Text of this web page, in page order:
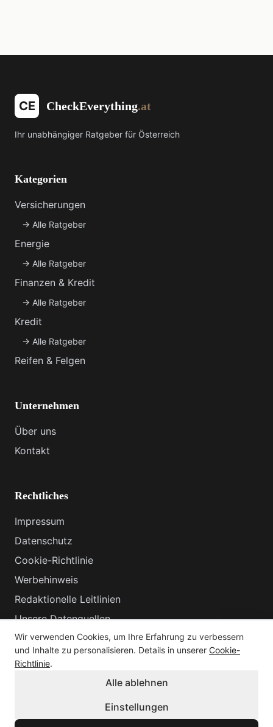
CE CheckEverything.at
Ihr unabhängiger Ratgeber für Österreich
Kategorien
Versicherungen
→ Alle Ratgeber
Energie
→ Alle Ratgeber
Finanzen & Kredit
→ Alle Ratgeber
Kredit
→ Alle Ratgeber
Reifen & Felgen
Unternehmen
Über uns
Kontakt
Rechtliches
Impressum
Datenschutz
Cookie-Richtlinie
Werbehinweis
Redaktionelle Leitlinien
Unsere Datenquellen
So finanziert sich diese Seite
Made with ❤️ in Austria
Wir verwenden Cookies, um Ihre Erfahrung zu verbessern
und Inhalte zu personalisieren. Details in unserer Cookie-
Richtlinie.
Alle ablehnen
Einstellungen